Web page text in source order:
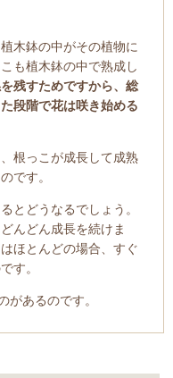
木鉢の中がその植物に
も植木鉢の中で熟成し
残すためですから、総
段階で花は咲き始める
根っこが成長して成熟
です。
とどうなるでしょう。
んどん成長を続けま
ほとんどの場合、すぐ
す。
があるのです。